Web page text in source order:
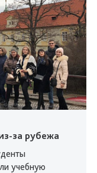
за рубежа
учебную